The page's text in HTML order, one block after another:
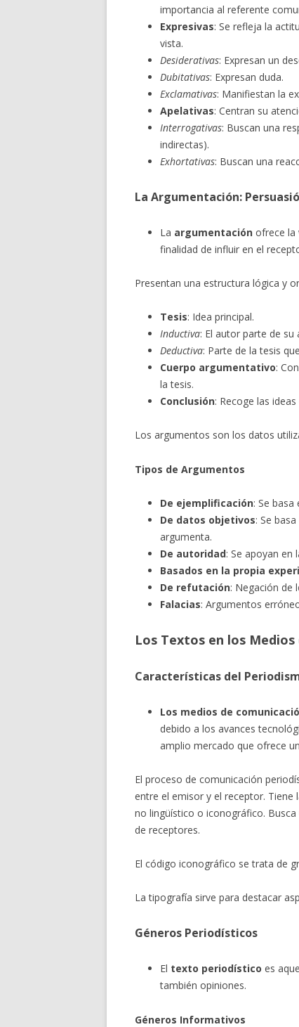
importancia al referente
Expresivas: Se refleja la
vista.
Desiderativas: Expresan un
Dubitativas: Expresan duda.
Exclamativas: Manifiestan la
Apelativas: Centran su
Interrogativas: Buscan una
indirectas).
Exhortativas: Buscan una
La Argumentación:
La argumentación ofrece la
finalidad de influir en el
Presentan una estructura lógica y
Tesis: Idea principal.
Inductiva: El autor parte de su
Deductiva: Parte de la tesis
Cuerpo argumentativo:
la tesis.
Conclusión: Recoge las
Los argumentos son los datos
Tipos de Argumentos
De ejemplificación: Se
De datos objetivos: Se
argumenta.
De autoridad: Se apoyan en
Basados en la propia
De refutación: Negación de
Falacias: Argumentos
Los Textos en los Medios
Características del
Los medios de
debido a los avances
amplio mercado que ofrece
El proceso de comunicación
entre el emisor y el receptor. Tiene
no lingüístico o iconográfico.
de receptores.
El código iconográfico se trata de
La tipografía sirve para destacar
Géneros Periodísticos
El texto periodístico es
también opiniones.
Géneros Informativos